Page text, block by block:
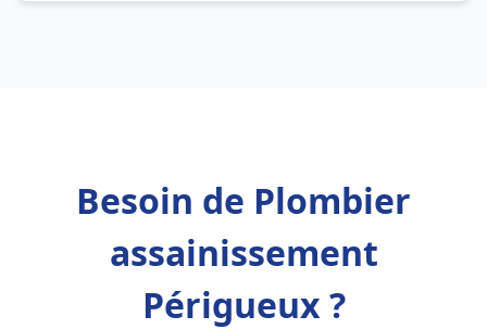
Besoin de Plombier
assainissement
Périgueux ?